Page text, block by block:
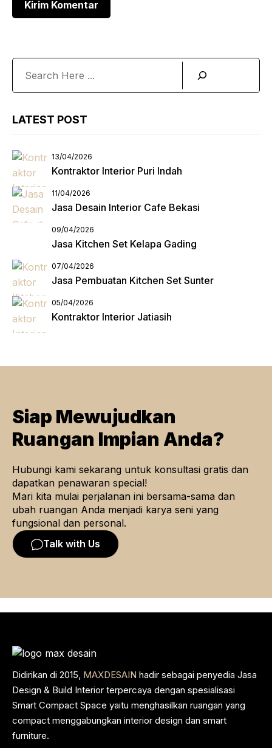
Search
LATEST POST
13/04/2026
Kontraktor Interior Puri Indah
11/04/2026
Jasa Desain Interior Cafe Bekasi
09/04/2026
Jasa Kitchen Set Kelapa Gading
07/04/2026
Jasa Pembuatan Kitchen Set Sunter
05/04/2026
Kontraktor Interior Jatiasih
Siap Mewujudkan
Ruangan Impian Anda?
Hubungi kami sekarang untuk konsultasi gratis dan
dapatkan penawaran special!
Mari kita mulai perjalanan ini bersama-sama dan
ubah ruangan Anda menjadi karya seni yang
fungsional dan personal.
Talk with Us
Didirikan di 2015, MAXDESAIN hadir sebagai penyedia Jasa
Design & Build Interior terpercaya dengan spesialisasi
Smart Compact Space yaitu menghasilkan ruangan yang
compact menggabungkan interior design dan smart
furniture.